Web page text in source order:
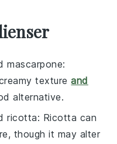
mascarpone:
textureand
alternative.
ricotta: Ricotta can
though it may alter